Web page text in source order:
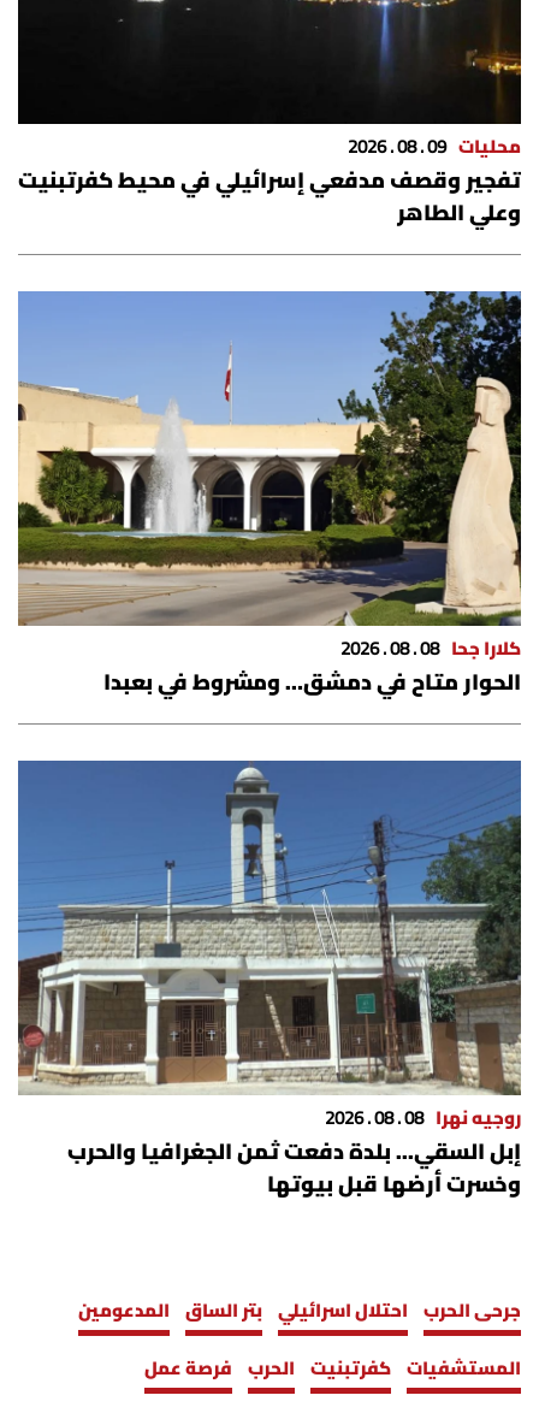
محليات 09 . 08 . 2026
تفجير وقصف مدفعي إسرائيلي في محيط كفرتبنيت
وعلي الطاهر
كلارا جحا 08 . 08 . 2026
الحوار متاح في دمشق… ومشروط في بعبدا
روجيه نهرا 08 . 08 . 2026
إبل السقي... بلدة دفعت ثمن الجغرافيا والحرب
وخسرت أرضها قبل بيوتها
جرحى الحرب احتلال اسرائيلي بتر الساق المدعومين
المستشفيات كفرتبنيت الحرب فرصة عمل